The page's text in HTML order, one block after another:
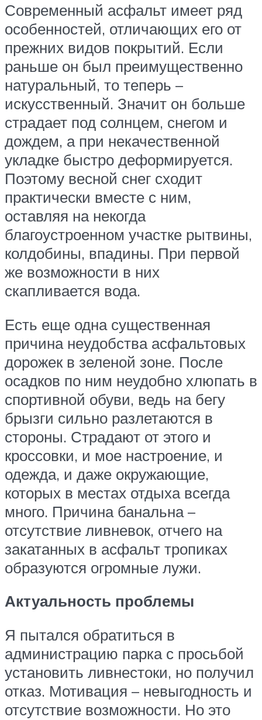
Современный асфальт имеет ряд
особенностей, отличающих его от
прежних видов покрытий. Если
раньше он был преимущественно
натуральный, то теперь –
искусственный. Значит он больше
страдает под солнцем, снегом и
дождем, а при некачественной
укладке быстро деформируется.
Поэтому весной снег сходит
практически вместе с ним,
оставляя на некогда
благоустроенном участке рытвины,
колдобины, впадины. При первой
же возможности в них
скапливается вода.
Есть еще одна существенная
причина неудобства асфальтовых
дорожек в зеленой зоне. После
осадков по ним неудобно хлюпать в
спортивной обуви, ведь на бегу
брызги сильно разлетаются в
стороны. Страдают от этого и
кроссовки, и мое настроение, и
одежда, и даже окружающие,
которых в местах отдыха всегда
много. Причина банальна –
отсутствие ливневок, отчего на
закатанных в асфальт тропиках
образуются огромные лужи.
Актуальность проблемы
Я пытался обратиться в
администрацию парка с просьбой
установить ливнестоки, но получил
отказ. Мотивация – невыгодность и
отсутствие возможности. Но это